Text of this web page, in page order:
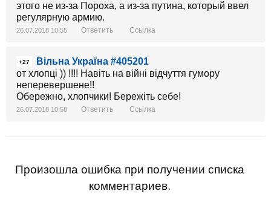
этого не из-за Пороха, а из-за путина, который ввел
регулярную армию.
26.07.2018 10:55 Ответить Ссылка
+27
Вільна Україна #405201
от хлопці )) !!!! Навіть на війні відчуття гумору
неперевершене!!
Обережно, хлопчики! Бережіть себе!
26.07.2018 10:58 Ответить Ссылка
Произошла ошибка при получении списка
комментариев.